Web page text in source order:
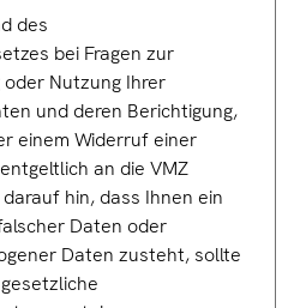
des
bei Fragen zur
Nutzung Ihrer
und deren Berichtigung,
einem Widerruf einer
an die VMZ
hin, dass Ihnen ein
Daten oder
Daten zusteht, sollte